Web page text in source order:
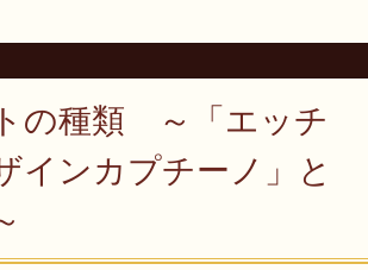
の種類 ～「エッチ
インカプチーノ」と